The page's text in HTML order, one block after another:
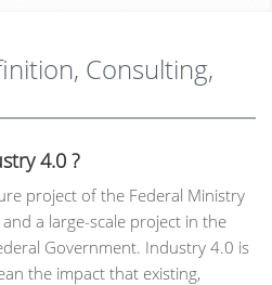
Consulting,
4.0 ?
project of the Federal Ministry
a large-scale project in the
Government. Industry 4.0 is
the impact that existing,